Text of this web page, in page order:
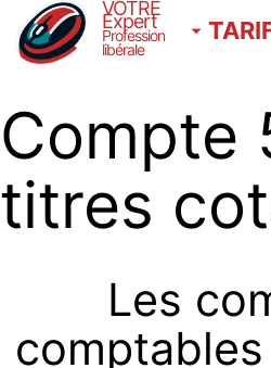
VOTRE
Expert
Profession
libérale
Compte
titres
Les